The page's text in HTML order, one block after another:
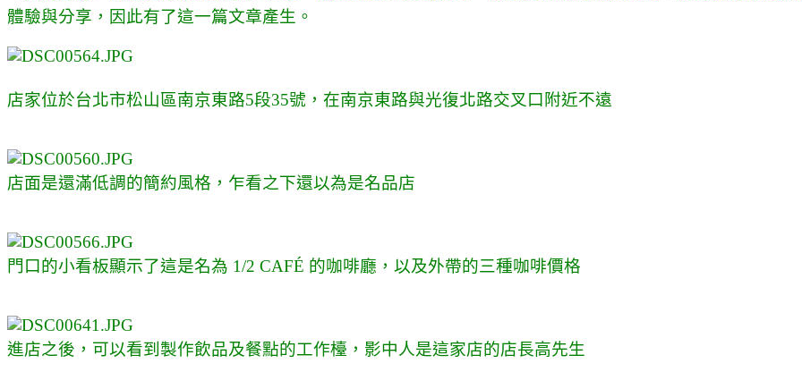
體驗與分享，因此有了這一篇文章產生。
店家位於台北市松山區南京東路5段35號，在南京東路與光復北路交叉口附近不遠
店面是還滿低調的簡約風格，乍看之下還以為是名品店
門口的小看板顯示了這是名為 1/2 CAFÉ 的咖啡廳，以及外帶的三種咖啡價格
進店之後，可以看到製作飲品及餐點的工作檯，影中人是這家店的店長高先生